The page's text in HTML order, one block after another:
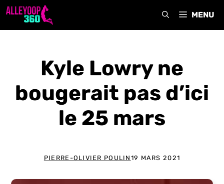
Aller
MENU
Kyle Lowry ne
bougerait pas d’ici
le 25 mars
PIERRE-OLIVIER POULIN 19 MARS 2021